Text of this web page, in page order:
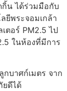
กิ้น ได้ร่วมมือกับ
ยีพระจอมเกล้า
ตอร์ PM2.5 ไป
ในห้องที่มีการ
บาศก์เมตร จาก
ยดีได้